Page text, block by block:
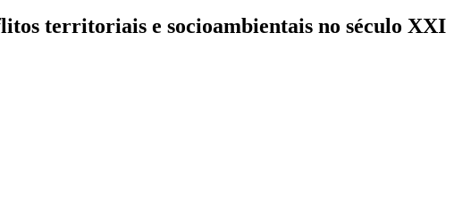
territoriais e socioambientais no século XXI